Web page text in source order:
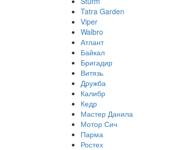
Tatra Garden
Viper
Walbro
Атлант
Байкал
Бригадир
Витязь
Дружба
Калибр
Кедр
Мастер Данила
Мотор Сич
Парма
Ростех